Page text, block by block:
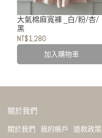
大氣棉麻寬褲 _白/粉/杏/
黑
NT$1,280
加入購物車
關於我們
關於我們 我的帳戶 退款政策